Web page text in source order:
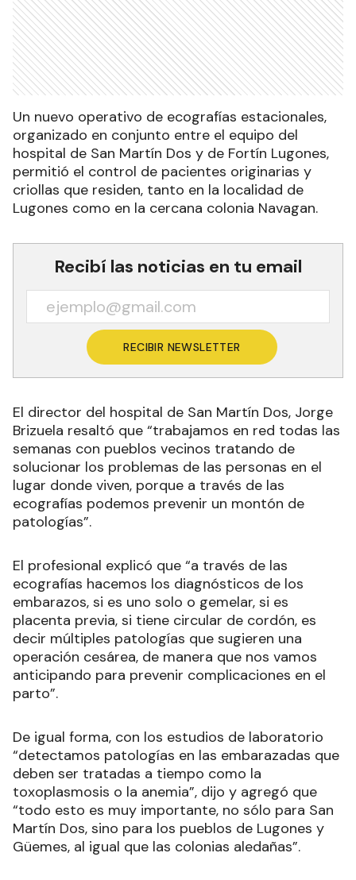
Un nuevo operativo de ecografías estacionales,
organizado en conjunto entre el equipo del
hospital de San Martín Dos y de Fortín Lugones,
permitió el control de pacientes originarias y
criollas que residen, tanto en la localidad de
Lugones como en la cercana colonia Navagan.
Recibí las noticias en tu email
RECIBIR NEWSLETTER
El director del hospital de San Martín Dos, Jorge
Brizuela resaltó que “trabajamos en red todas las
semanas con pueblos vecinos tratando de
solucionar los problemas de las personas en el
lugar donde viven, porque a través de las
ecografías podemos prevenir un montón de
patologías”.
El profesional explicó que “a través de las
ecografías hacemos los diagnósticos de los
embarazos, si es uno solo o gemelar, si es
placenta previa, si tiene circular de cordón, es
decir múltiples patologías que sugieren una
operación cesárea, de manera que nos vamos
anticipando para prevenir complicaciones en el
parto”.
De igual forma, con los estudios de laboratorio
“detectamos patologías en las embarazadas que
deben ser tratadas a tiempo como la
toxoplasmosis o la anemia”, dijo y agregó que
“todo esto es muy importante, no sólo para San
Martín Dos, sino para los pueblos de Lugones y
Güemes, al igual que las colonias aledañas”.